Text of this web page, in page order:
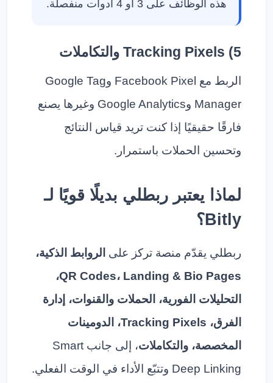
هذه الوظائف على 3 أو 4 أدوات منفصلة.
5) Tracking Pixels والتكاملات
الربط مع Facebook Pixel وGoogle Tag
Manager وGoogle Analytics وغيرها يصنع
فارقًا حقيقيًا إذا كنت تريد قياس النتائج
وتحسين الحملات باستمرار.
لماذا يعتبر ربطلي بديلًا قويًا لـ
Bitly؟
ربطلي يقدّم منصة تركز على الروابط الذكية،
QR Codes، Landing & Bio Pages،
التحليلات الفورية، الحملات والقنوات، إدارة
الفرق، Tracking Pixels، الدومينات
المخصصة، والتكاملات
، إلى جانب Smart
Deep Linking وتتبّع الأداء في الوقت الفعلي.